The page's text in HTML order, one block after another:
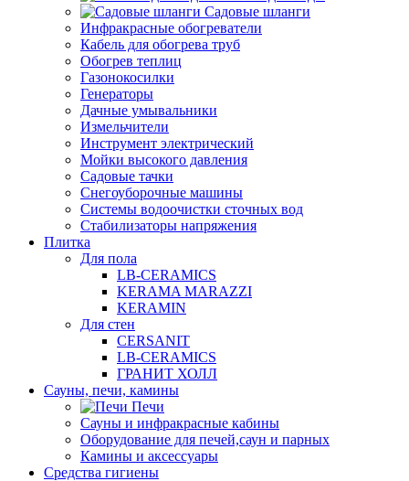
Садовые шланги
Инфракрасные обогреватели
Кабель для обогрева труб
Обогрев теплиц
Газонокосилки
Генераторы
Дачные умывальники
Измельчители
Инструмент электрический
Мойки высокого давления
Садовые тачки
Снегоуборочные машины
Системы водоочистки сточных вод
Стабилизаторы напряжения
Плитка
Для пола
LB-CERAMICS
KERAMA MARAZZI
KERAMIN
Для стен
CERSANIT
LB-CERAMICS
ГРАНИТ ХОЛЛ
Сауны, печи, камины
Печи
Сауны и инфракрасные кабины
Оборудование для печей,саун и парных
Камины и аксессуары
Средства гигиены